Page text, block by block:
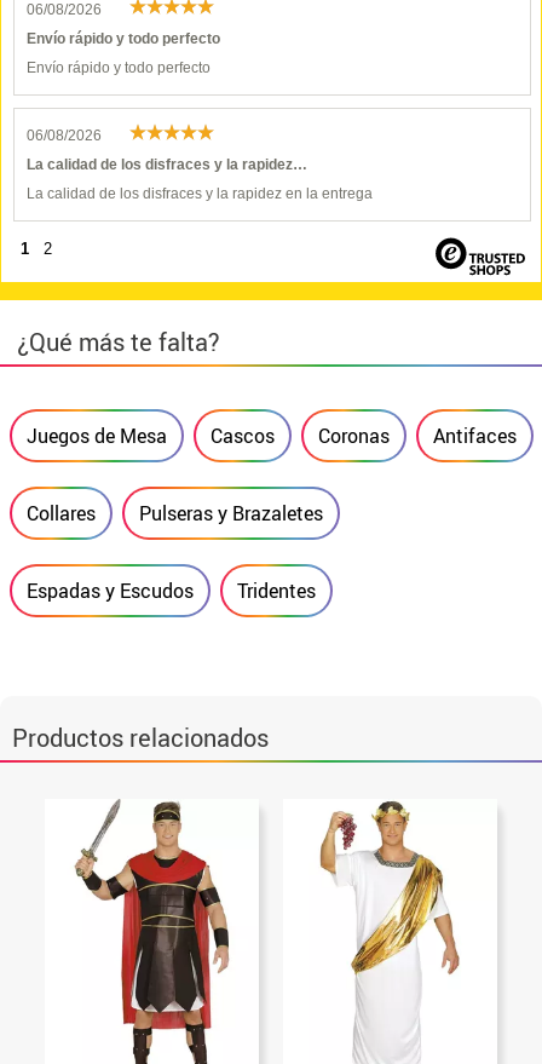
06/08/2026
Envío rápido y todo perfecto
Envío rápido y todo perfecto
06/08/2026
La calidad de los disfraces y la rapidez…
La calidad de los disfraces y la rapidez en la entrega
1 2
¿Qué más te falta?
Juegos de Mesa Cascos Coronas Antifaces
Collares Pulseras y Brazaletes
Espadas y Escudos Tridentes
Productos relacionados